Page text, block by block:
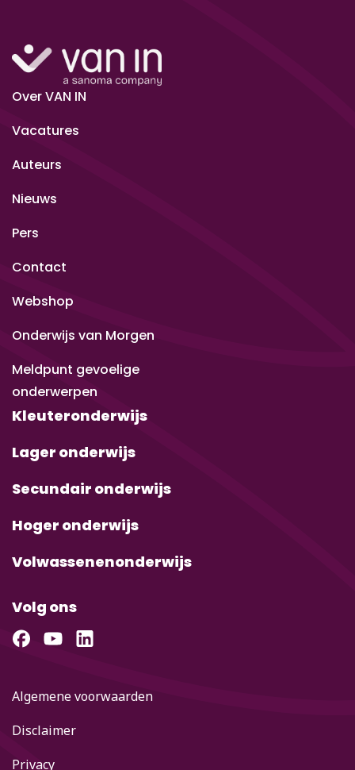
Over VAN IN
Vacatures
Auteurs
Nieuws
Pers
Contact
Webshop
Onderwijs van Morgen
Meldpunt gevoelige
onderwerpen
Kleuteronderwijs
Lager onderwijs
Secundair onderwijs
Hoger onderwijs
Volwassenenonderwijs
Volg ons
Algemene voorwaarden
Disclaimer
Privacy